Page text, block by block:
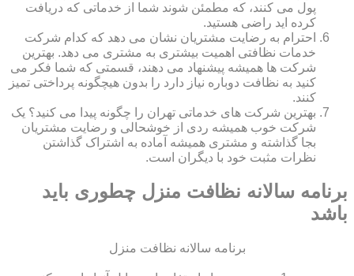
پول می کنند، که مطمئن شوند شما از خدماتی که دریافت
کرده اید راضی هستید.
احترام به رضایت مشتریان نشان می دهد که کدام شرکت
خدمات نظافتی اهمیت بیشتری به مشتری می دهد. بهترین
شرکت ها همیشه پیشنهاد می دهند، قسمتی که شما فکر می
کنید به نظافت دوباره نیاز دارد را بدون هیچگونه پرداختی تمیز
کنند.
بهترین شرکت های خدماتی تهران را چگونه پیدا می کنید؟ یک
شرکت خوب همیشه ردی از خوشحالی و رضایت مشتریان
بجا گذاشته و مشتری همیشه آماده به اشتراک گذاشتن
نظرات مثبت خود با دیگران است.
برنامه سالانه نظافت منزل چطوری باید
باشد
برنامه سالانه نظافت منزل